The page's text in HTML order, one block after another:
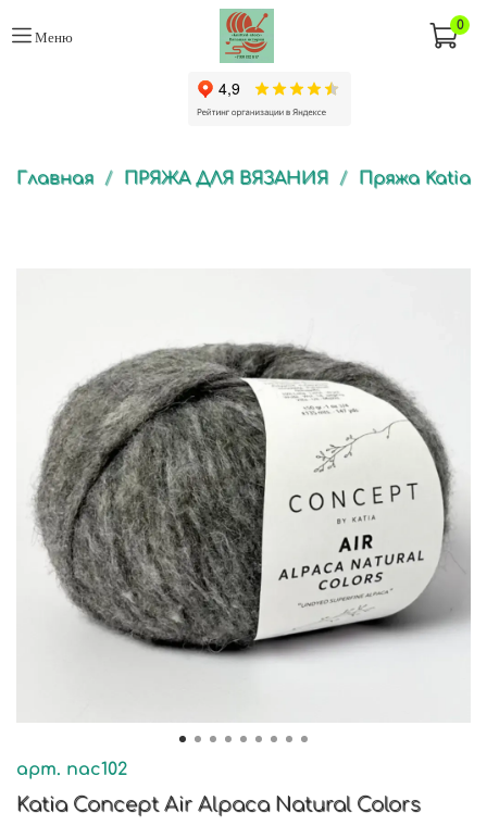
Меню
0
Главная ПРЯЖА ДЛЯ ВЯЗАНИЯ Пряжа Katia
арт. nac102
Katia Concept Air Alpaca Natural Colors